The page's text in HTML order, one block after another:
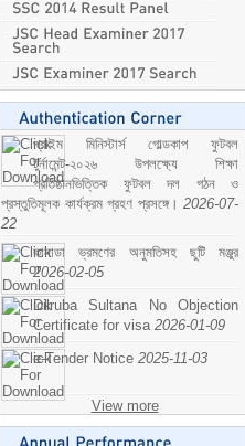
প্রাইম মিনিস্টার্স গোল্ডকাপ ফুটবল
টুর্নামেন্ট-২০২৬ উপলক্ষ্যে শিক্ষা
প্রতিষ্ঠানভিত্তিক ফুটবল দল গঠন ও
প্রস্তুতিমূলক কার্যক্রম গ্রহণ প্রসঙ্গে। 2026-07-
22
কানাডা ভ্রমণের অনুমতিসহ ছুটি মঞ্জুর
2026-02-05
Dilruba Sultana No Objection
Certificate for visa 2026-01-09
e-Tender Notice 2025-11-03
View more